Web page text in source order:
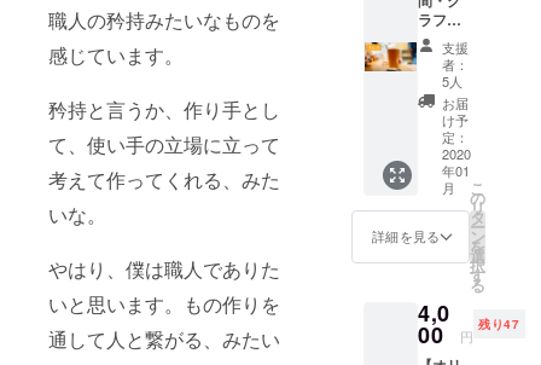
職人の矜持みたいなものを
感じています。
矜持と言うか、作り手とし
て、使い手の立場に立って
考えて作ってくれる、みた
いな。
やはり、僕は職人でありた
いと思います。もの作りを
通して人と繋がる、みたい
有効。
※お店ま
でお越
しいた
だける
方のみ
限定。
※交通費
はご負
担くだ
さい。
※備考欄
にフル
さい。
（必
須） ★
店時に
お渡し
いたし
ます。
※お一
人様に
つき申
し込み
一回の
み ※
回数券
の利用
～2020
年6月30
日まで
ラフト
ビール
ラバー
会員
権】 よ
く当店
を訪れ
てくれ
る人に
向け
た、期
間中は
毎日1杯
ハーフ
トが無
料にな
る会員
支援
者：
5人
お届
け予
定：
2020
年01
月
詳細を見る
こ
の
リ
タ
ー
ン
を
選
択
す
る
4,0
00 円
残り47